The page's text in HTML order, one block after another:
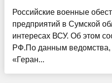
Российские военные
предприятий в Сумской
интересах ВСУ. Об этом
РФ.По данным ведомства,
«Геран...